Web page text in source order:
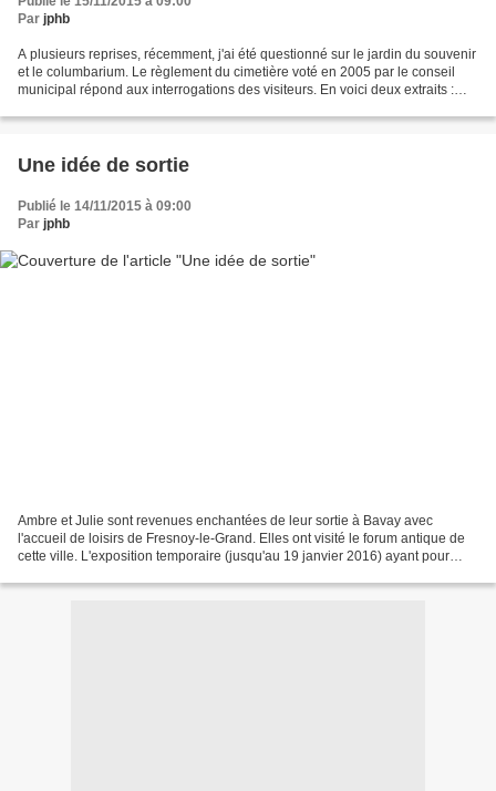
Par jphb
A plusieurs reprises, récemment, j'ai été questionné sur le jardin du souvenir
et le columbarium. Le règlement du cimetière voté en 2005 par le conseil
municipal répond aux interrogations des visiteurs. En voici deux extraits :
Une idée de sortie
Publié le 14/11/2015 à 09:00
Par jphb
Ambre et Julie sont revenues enchantées de leur sortie à Bavay avec
l'accueil de loisirs de Fresnoy-le-Grand. Elles ont visité le forum antique de
cette ville. L'exposition temporaire (jusqu'au 19 janvier 2016) ayant pour